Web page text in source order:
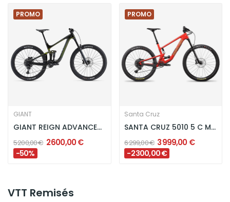
VTT Remisés
PROMO
GIANT
GIANT REIGN ADVANCED PRO 29 2 - PANTHER /...
5 200,00 € 2 600,00 €
-50%
PROMO
Santa Cruz
SANTA CRUZ 5010 5 C MX S - GLOSS RED
6 299,00 € 3 999,00 €
-2 300,00 €